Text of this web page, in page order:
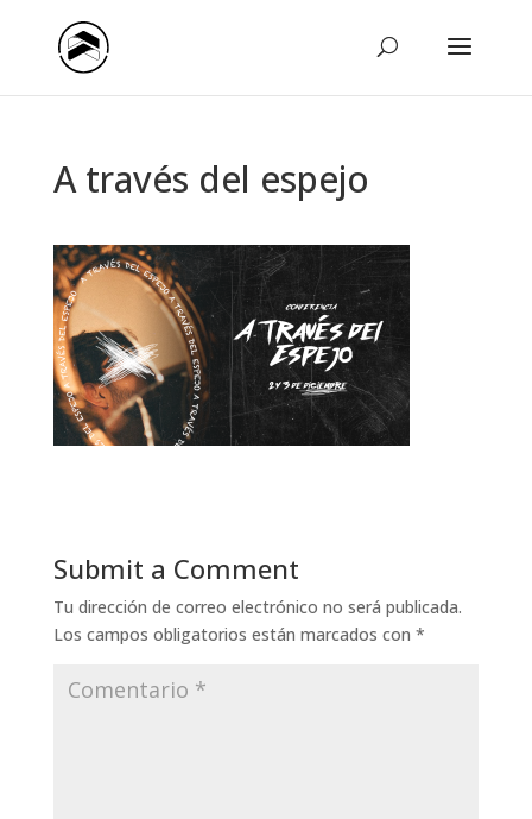
A través del espejo
Submit a Comment
Tu dirección de correo electrónico no será publicada.
Los campos obligatorios están marcados con *